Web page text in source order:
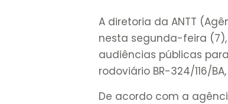
A diretoria da ANTT
nesta segunda-feira
audiências públicas
rodoviário BR-324/116/
De acordo com a